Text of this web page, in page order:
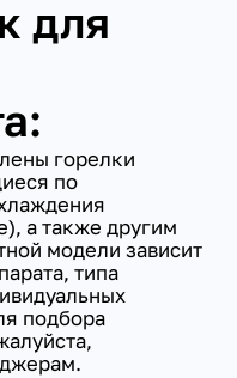
для
горелки
по
а также другим
модели зависит
типа
подбора